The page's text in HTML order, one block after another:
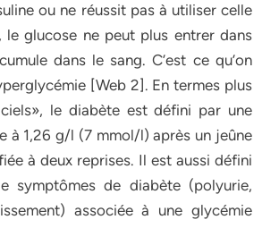
ou ne réussit pas à utiliser celle
le glucose ne peut plus entrer dans
dans le sang. C’est ce qu’on
[Web 2]. En termes plus
le diabète est défini par une
à 1,26 g/l (7 mmol/l) après un jeûne
à deux reprises. Il est aussi défini
symptômes de diabète (polyurie,
associée à une glycémie